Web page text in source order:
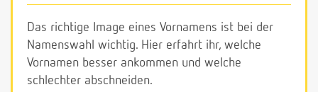
Das richtige Image eines Vornamens ist bei der
Namenswahl wichtig. Hier erfahrt ihr, welche
Vornamen besser ankommen und welche
schlechter abschneiden.